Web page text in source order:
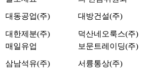
대동공업(주) 대방건설(주)
대한제분(주)
덕산네오룩스(주)
매일유업
보문트레이딩(주)
삼남석유(주) 서륭통상(주)